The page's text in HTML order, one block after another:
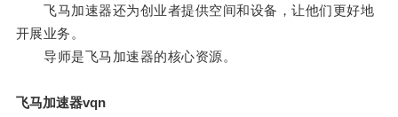
飞马加速器还为创业者提供空间和设备，让他们更好地
开展业务。
导师是飞马加速器的核心资源。
飞马加速器vqn